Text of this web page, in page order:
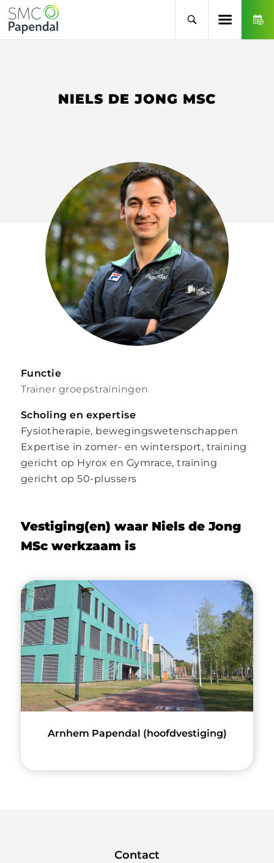
NIELS DE JONG MSC
Functie
Trainer groepstrainingen
Scholing en expertise
Fysiotherapie, bewegingswetenschappen
Expertise in zomer- en wintersport, training
gericht op Hyrox en Gymrace, training
gericht op 50-plussers
Vestiging(en) waar Niels de Jong
MSc werkzaam is
Arnhem Papendal (hoofdvestiging)
Contact